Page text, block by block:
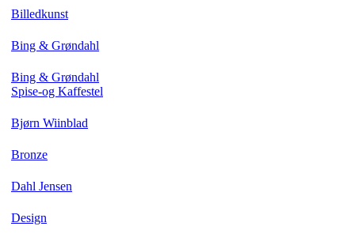
Billedkunst
Bing & Grøndahl
Bing & Grøndahl
Spise-og Kaffestel
Bjørn Wiinblad
Bronze
Dahl Jensen
Design